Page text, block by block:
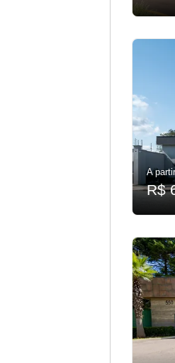
A
R$